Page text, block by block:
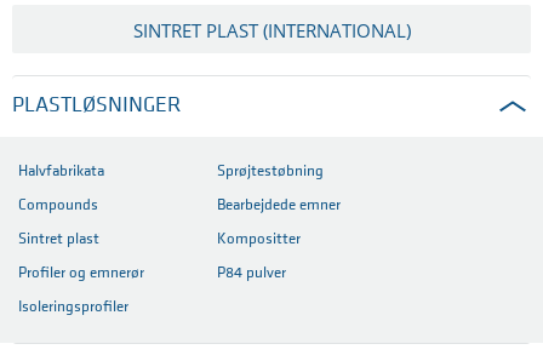
SINTRET PLAST (INTERNATIONAL)
PLASTLØSNINGER
Halvfabrikata
Compounds
Sintret plast
Profiler og emnerør
Sprøjtestøbning
Bearbejdede emner
Kompositter
P84 pulver
Isoleringsprofiler